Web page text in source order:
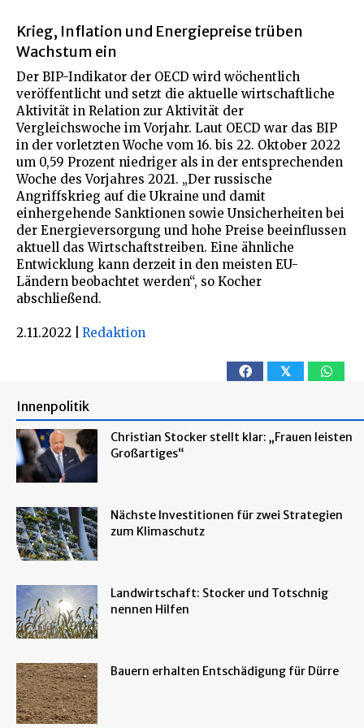
Krieg, Inflation und Energiepreise trüben
Wachstum ein
Der BIP-Indikator der OECD wird wöchentlich
veröffentlicht und setzt die aktuelle wirtschaftliche
Aktivität in Relation zur Aktivität der
Vergleichswoche im Vorjahr. Laut OECD war das BIP
in der vorletzten Woche vom 16. bis 22. Oktober 2022
um 0,59 Prozent niedriger als in der entsprechenden
Woche des Vorjahres 2021. „Der russische
Angriffskrieg auf die Ukraine und damit
einhergehende Sanktionen sowie Unsicherheiten bei
der Energieversorgung und hohe Preise beeinflussen
aktuell das Wirtschaftstreiben. Eine ähnliche
Entwicklung kann derzeit in den meisten EU-
Ländern beobachtet werden“, so Kocher
abschließend.
2.11.2022 Redaktion
𝕏
Innenpolitik
Christian Stocker stellt klar: „Frauen leisten
Großartiges“
Nächste Investitionen für zwei Strategien
zum Klimaschutz
Landwirtschaft: Stocker und Totschnig
nennen Hilfen
Bauern erhalten Entschädigung für Dürre